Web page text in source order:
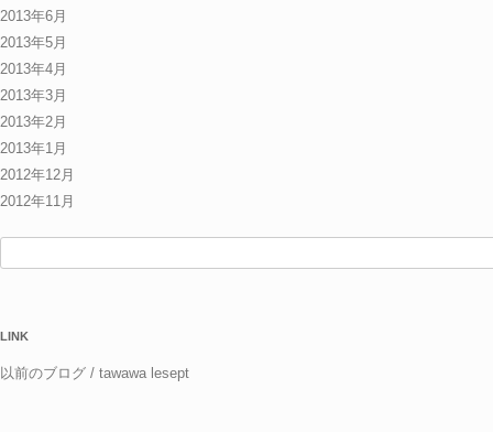
2013年6月
2013年5月
2013年4月
2013年3月
2013年2月
2013年1月
2012年12月
2012年11月
LINK
以前のブログ / tawawa lesept